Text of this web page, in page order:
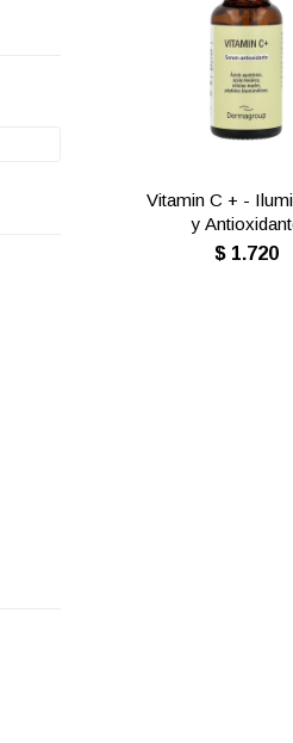
Vitamin C + -
y
$ 1.720